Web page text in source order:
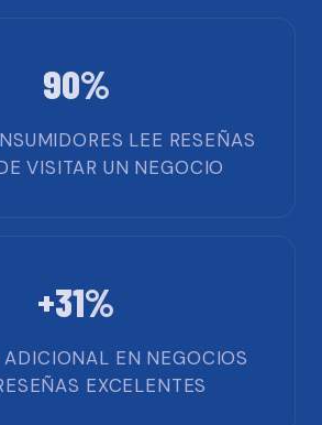
90%
LEE RESEÑAS
VISITAR UN NEGOCIO
+31%
ADICIONAL EN NEGOCIOS
EXCELENTES